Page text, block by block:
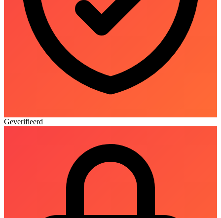
Geverifieerd